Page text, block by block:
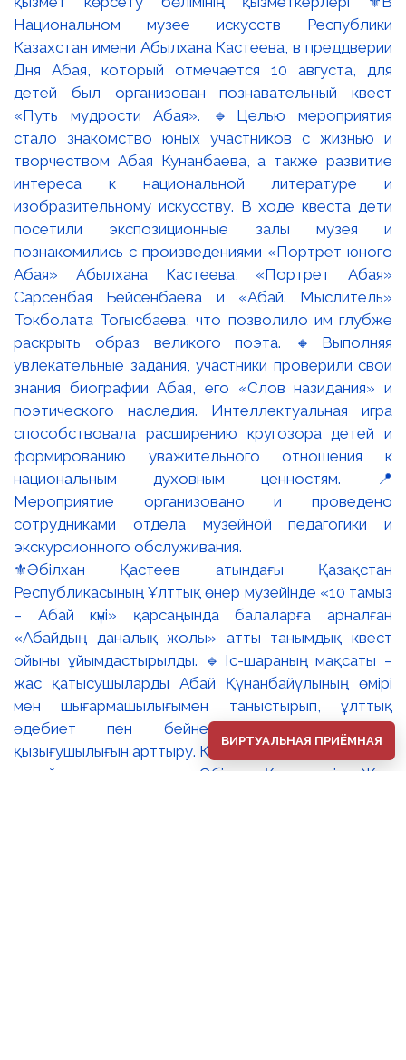
⚜️Әбілхан Қастеев атындағы Қазақстан
Республикасының Ұлттық өнер музейінде «10 тамыз
– Абай күні» қарсаңында балаларға арналған
«Абайдың даналық жолы» атты танымдық квест
ойыны ұйымдастырылды. 🔹Іс-шараның мақсаты –
жас қатысушыларды Абай Құнанбайұлының өмірі
мен шығармашылығымен таныстырып, ұлттық
әдебиет пен бейнелеу өнеріне деген
қызығушылығын арттыру. Квест барысында балалар
музей залдарын аралап, Әбілхан Қастеевтің «Жас
ВИРТУАЛЬНАЯ ПРИЁМНАЯ